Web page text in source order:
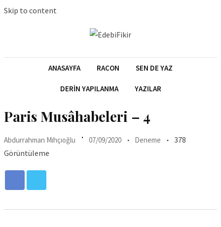
Skip to content
ANASAYFA RACON SEN DE YAZ
DERIN YAPILANMA YAZILAR
Paris Musâhabeleri – 4
Abdurrahman Mıhçıoğlu 07/09/2020 Deneme
378
Görüntüleme